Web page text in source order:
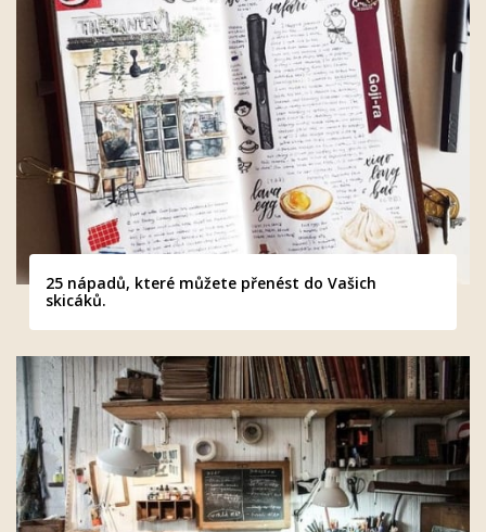
25 nápadů, které můžete přenést do Vašich
skicáků.